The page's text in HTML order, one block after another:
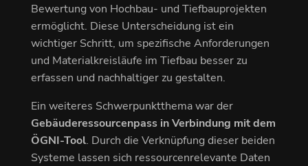
Bewertung von Hochbau- und Tiefbauprojekten
ermöglicht. Diese Unterscheidung ist ein
wichtiger Schritt, um spezifische Anforderungen
und Materialkreisläufe im Tiefbau besser zu
erfassen und nachhaltiger zu gestalten.
Ein weiteres Schwerpunktthema war der
Gebäuderessourcenpass in Verbindung mit dem
ÖGNI-Tool. Durch die Verknüpfung dieser beiden
Systeme lassen sich ressourcenrelevante Daten